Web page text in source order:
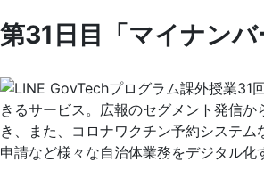
第31日目「マイナンバ